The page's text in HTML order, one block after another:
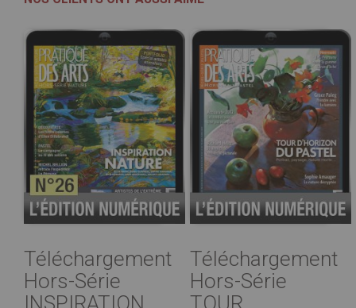
Téléchargement
Hors-Série
INSPIRATION
Téléchargement
Hors-Série
TOUR